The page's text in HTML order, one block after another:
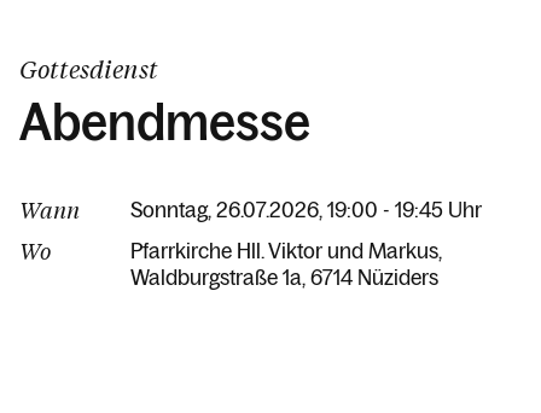
Gottesdienst
Abendmesse
Wann Sonntag, 26.07.2026, 19:00 - 19:45 Uhr
Wo
Pfarrkirche Hll. Viktor und Markus
Waldburgstraße 1a 6714 Nüziders